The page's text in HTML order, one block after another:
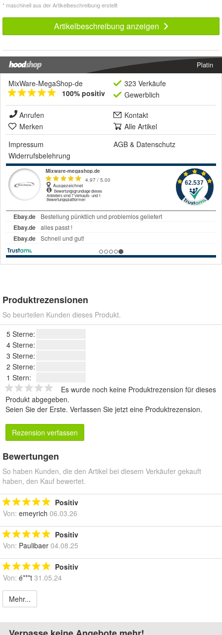
* maschinell aus der Artikelbeschreibung erstellt
Artikelbeschreibung anzeigen
Platin
MixWare-MegaShop-de
100% positiv
323 Verkäufe
Gewerblich
Anrufen
Kontakt
Merken
Alle Artikel
Impressum
AGB & Datenschutz
Widerrufsbelehrung
Produktrezensionen
So beurteilen Kunden dieses Produkt.
5 Sterne:
4 Sterne:
3 Sterne:
2 Sterne:
1 Stern:
Es wurde noch keine Produktrezension für dieses
Produkt abgegeben.
Seien Sie der Erste. Verfassen Sie jetzt eine Produktrezension.
Rezension verfassen
Bewertungen
So haben Kunden, die den Artikel bei diesem Verkäufer gekauft
haben, den Kauf bewertet.
Positiv
Von: emeyrich 06.03.26
Positiv
Von: Paulibaer 04.08.25
Positiv
Von: é***t 31.05.24
Mehr...